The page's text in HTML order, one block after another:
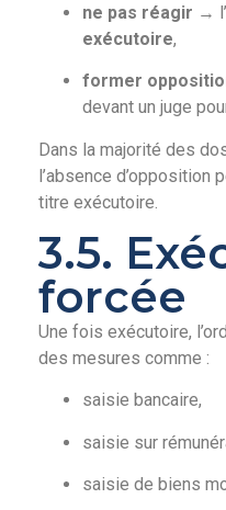
ne pas réagir →
exécutoire,
former
devant un juge
Dans la majorité des
l’absence d’opposition
titre exécutoire.
3.5.
forcée
Une fois exécutoire,
des mesures comme :
saisie bancaire,
saisie sur
saisie de biens